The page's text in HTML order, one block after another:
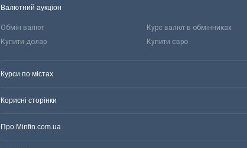
Валютний аукціон
Обмін валют Курс валют в обмінниках
Купити долар
Купити євро
Курси по містах
Корисні сторінки
Про Minfin.com.ua